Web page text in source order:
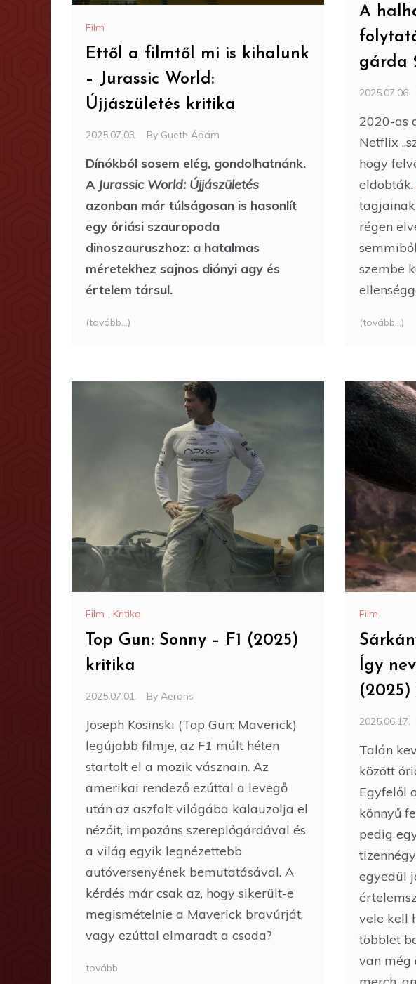
A
gárda
2025.07.06.
2020-as
Netflix
hogy
eldobták.
régen
szembe
(tovább…)
Film
Ettől a filmtől mi is kihalunk
– Jurassic World:
Újjászületés kritika
2025.07.03. By Gueth Ádám
Dínókból sosem elég, gondolhatnánk.
A Jurassic World: Újjászületés
azonban már túlságosan is hasonlít
egy óriási szauropoda
dinoszauruszhoz: a hatalmas
méretekhez sajnos diónyi agy és
értelem társul.
(tovább…)
Film , Kritika
Top Gun: Sonny – F1 (2025)
kritika
2025.07.01. By Aerons
Joseph Kosinski (Top Gun: Maverick)
legújabb filmje, az F1 múlt héten
startolt el a mozik vásznain. Az
amerikai rendező ezúttal a levegő
után az aszfalt világába kalauzolja el
nézőit, impozáns szereplőgárdával és
a világ egyik legnézettebb
autóversenyének bemutatásával. A
kérdés már csak az, hogy sikerült-e
megismételnie a Maverick bravúrját,
vagy ezúttal elmaradt a csoda?
tovább
Film
Így
2025.06.17.
Talán
között
Egyfelől
könnyű
pedig
egyedül
vele kell
többlet
van még